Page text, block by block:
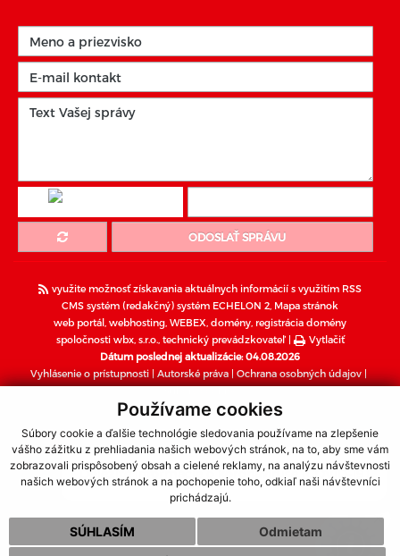
Používame cookies
Súbory cookie a ďalšie technológie sledovania používame na zlepšenie
vášho zážitku z prehliadania našich webových stránok, na to, aby sme vám
zobrazovali prispôsobený obsah a cielené reklamy, na analýzu návštevnosti
našich webových stránok a na pochopenie toho, odkiaľ naši návštevníci
prichádzajú.
SÚHLASÍM
Odmietam
ODOSLAŤ SPRÁVU
využite možnosť získavania aktuálnych informácií s využitím RSS
CMS systém (redakčný) systém ECHELON 2, Mapa stránok
web portál webhosting WEBEX domény registrácia domény
spoločnosti wbx, s.r.o., technický prevádzkovateľ|
Vytlačiť
Dátum poslednej aktualizácie: 04.08.2026
Vyhlásenie o prístupnosti | Autorské práva | Ochrana osobných údajov |
Súbory cookies
webdesign|webex.sk
Dôležité informácie o koronavíruse (COVID-19)